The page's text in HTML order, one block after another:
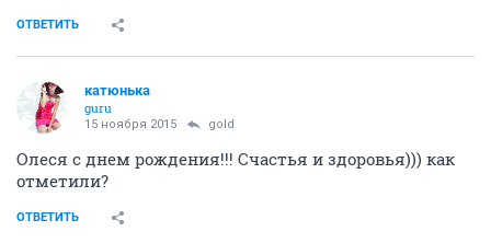
ОТВЕТИТЬ
катюнька
guru
15 ноября 2015 gold
Олеся с днем рождения!!! Счастья и здоровья))) как
отметили?
ОТВЕТИТЬ